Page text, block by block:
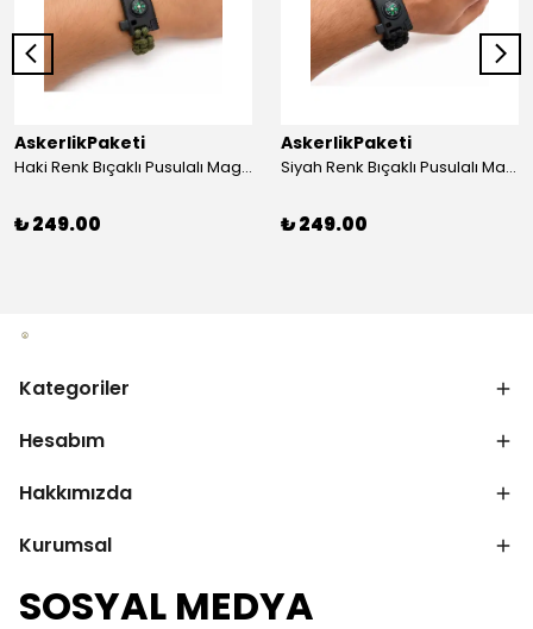
AskerlikPaketi
Haki Renk Bıçaklı Pusulalı Magnezyum Çubuklu Düdüklü Paracord Bileklik
₺ 249.00
AskerlikPaketi
Siyah Renk Bıçaklı Pusulalı Magnezyum Çubuklu Düdüklü Paracord Bileklik
₺ 249.00
Kategoriler
Hesabım
Hakkımızda
Kurumsal
SOSYAL MEDYA